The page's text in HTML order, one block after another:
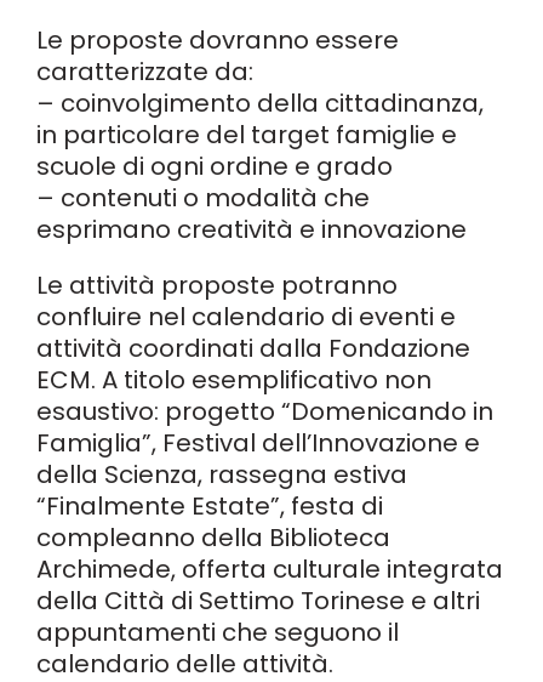
Le proposte dovranno essere
caratterizzate da:
– coinvolgimento della cittadinanza,
in particolare del target famiglie e
scuole di ogni ordine e grado
– contenuti o modalità che
esprimano creatività e innovazione
Le attività proposte potranno
confluire nel calendario di eventi e
attività coordinati dalla Fondazione
ECM. A titolo esemplificativo non
esaustivo: progetto “Domenicando in
Famiglia”, Festival dell’Innovazione e
della Scienza, rassegna estiva
“Finalmente Estate”, festa di
compleanno della Biblioteca
Archimede, offerta culturale integrata
della Città di Settimo Torinese e altri
appuntamenti che seguono il
calendario delle attività.